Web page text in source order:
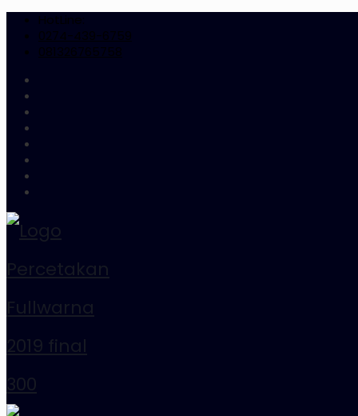
HotLine:
0274-439-6759
081326765758